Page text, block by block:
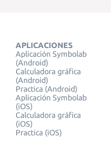
APLICACIONES
Aplicación Symbolab
(Android)
Calculadora gráfica
(Android)
Practica (Android)
Aplicación Symbolab
(iOS)
Calculadora gráfica
(iOS)
Practica (iOS)